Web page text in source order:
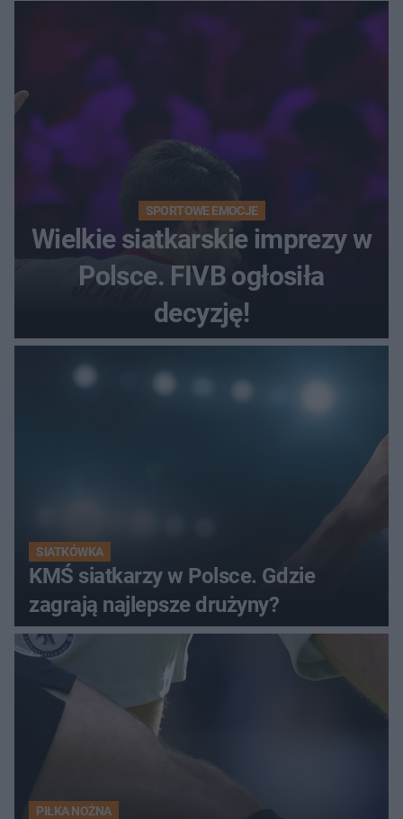
SPORTOWE EMOCJE
Wielkie siatkarskie imprezy w
Polsce. FIVB ogłosiła
decyzję!
SIATKÓWKA
KMŚ siatkarzy w Polsce. Gdzie
zagrają najlepsze drużyny?
PIŁKA NOŻNA